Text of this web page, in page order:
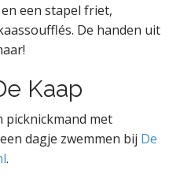
een stapel friet,
De handen uit
Kaap
picknickmand met
dagje zwemmen bij De
.